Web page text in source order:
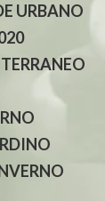
URBANO